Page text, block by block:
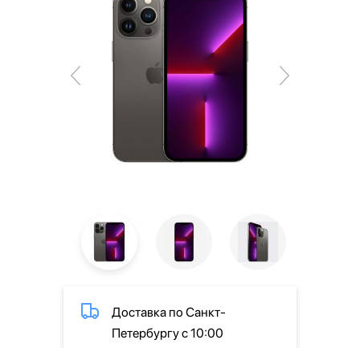
Доставка по Санкт-
Петербургу с 10:00